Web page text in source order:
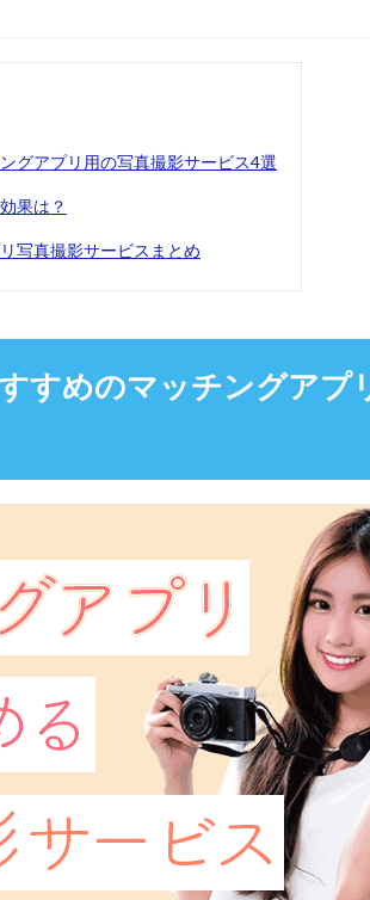
グアプリ用の写真撮影サービス4選
果は？
写真撮影サービスまとめ
すめのマッチングアプ